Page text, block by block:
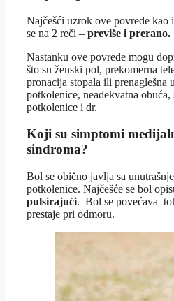
Najčešći uzrok ove povrede kao
se na 2 reči – previše i prerano.
Nastanku ove povrede mogu
što su ženski pol, prekomerna
pronacija stopala ili prenaglešna
potkolenice, neadekvatna obuća,
potkolenice i dr.
Koji su simptomi
sindroma?
Bol se obično javlja sa
potkolenice. Najčešće se bol
pulsirajući. Bol se povećava
prestaje pri odmoru.